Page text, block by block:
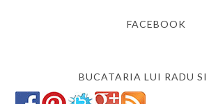
FACEBOOK
BUCATARIA LUI RADU